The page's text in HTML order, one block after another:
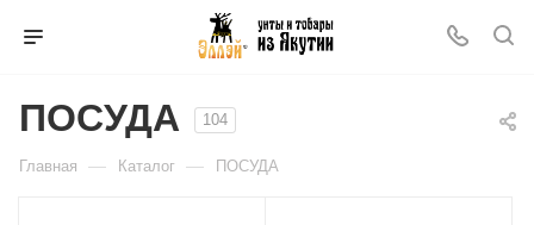
ПОСУДА 104
Главная — Каталог — ПОСУДА